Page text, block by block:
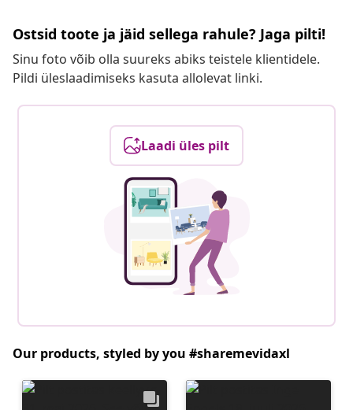
Ostsid toote ja jäid sellega rahule? Jaga pilti!
Sinu foto võib olla suureks abiks teistele klientidele.
Pildi üleslaadimiseks kasuta allolevat linki.
Laadi üles pilt
Our products, styled by you #sharemevidaxl